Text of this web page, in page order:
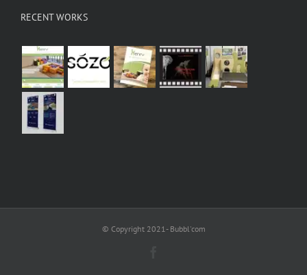
RECENT WORKS
© Copyright 2021- Bubbl'com